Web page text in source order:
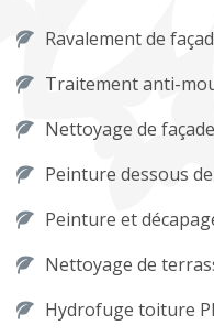
Ravalement de
Traitement anti-
Nettoyage de
Peinture dessous
Peinture et
Nettoyage de
Hydrofuge toiture